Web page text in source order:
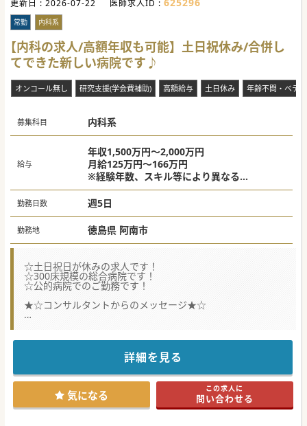
更新日 : 2026-07-22 医師求人ID :
常勤 内科系
【内科の求人/高額年収も可能】土日祝休み/合併し
てできた新しい病院です♪
オンコール無し 研究支援(学会費補助) 高額給与 土日休み 年齢不問・ベテ
募集科目 内科系
給与
年収1,500万円～2,000万円
月給125万円～166万円
※経験年数、スキル等により異なる
上記は週5日の場合、月3～4回の当直代を含
む
勤務日数 週5日
勤務地 徳島県 阿南市
☆土日祝日が休みの求人です！
☆300床規模の総合病院です！
☆公的病院でのご勤務です！
★☆コンサルタントからのメッセージ★☆
ご興味がございましたらお気軽にお問い合わせください♪
詳細を見る
気になる この求人に
問い合わせる